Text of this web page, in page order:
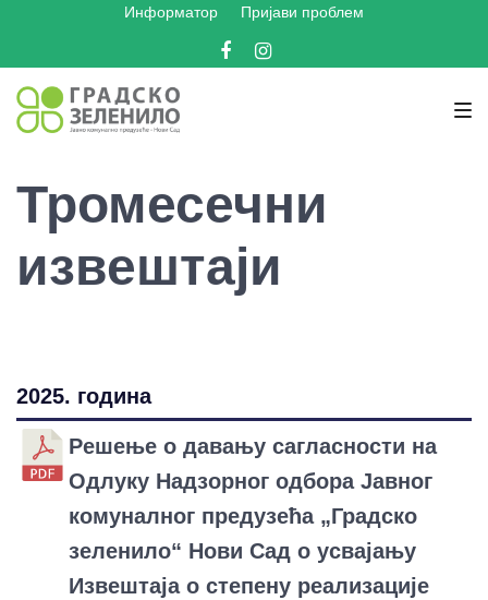
main
navigation
content
footer
Информатор Пријави проблем
FacebookInstagram
Тромесечни
извештаји
2025. година
Решење о давању сагласности на
Одлуку Надзорног одбора Јавног
комуналног предузећа „Градско
зеленило“ Нови Сад о усвајању
Извештаја о степену реализације